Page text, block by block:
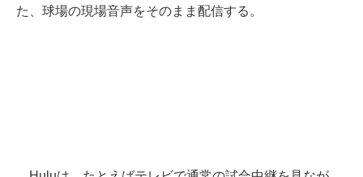
た、球場の現場音声をそのまま配信する。